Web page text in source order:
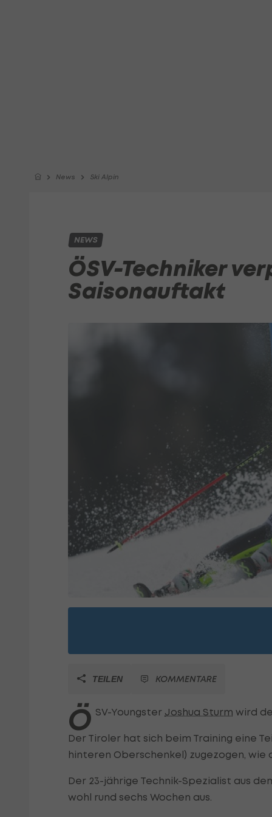
News Ski Alpin
NEWS
ÖSV-Techniker
Saisonauftakt
TEILEN KOMMENTARE
Ö SV-Youngster Joshua Sturm wird
Der Tiroler hat sich beim Training eine
hinteren Oberschenkel) zugezogen,
Der 23-jährige Technik-Spezialist aus
wohl rund sechs Wochen aus.